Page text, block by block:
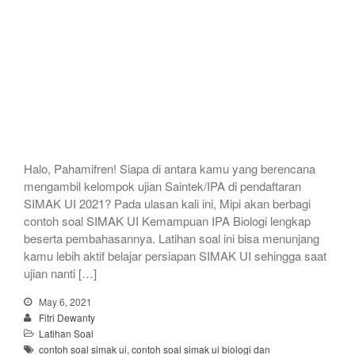
Halo, Pahamifren! Siapa di antara kamu yang berencana
mengambil kelompok ujian Saintek/IPA di pendaftaran
SIMAK UI 2021? Pada ulasan kali ini, Mipi akan berbagi
contoh soal SIMAK UI Kemampuan IPA Biologi lengkap
beserta pembahasannya. Latihan soal ini bisa menunjang
kamu lebih aktif belajar persiapan SIMAK UI sehingga saat
ujian nanti […]
May 6, 2021
Fitri Dewanty
Latihan Soal
contoh soal simak ui, contoh soal simak ui biologi dan